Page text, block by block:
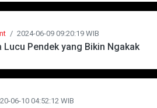
/ 2024-06-09 09:20:19 WIB
Lucu Pendek yang Bikin Ngakak
06-10 04:52:12 WIB